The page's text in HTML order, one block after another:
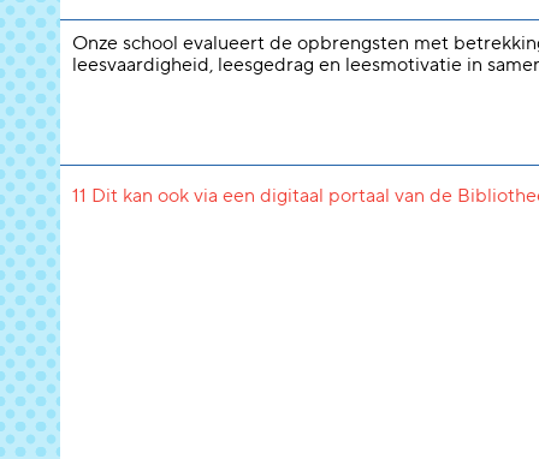
Onze school evalueert de opbrengsten met
leesvaardigheid, leesgedrag en leesmotivatie in
11 Dit kan ook via een digitaal portaal van de